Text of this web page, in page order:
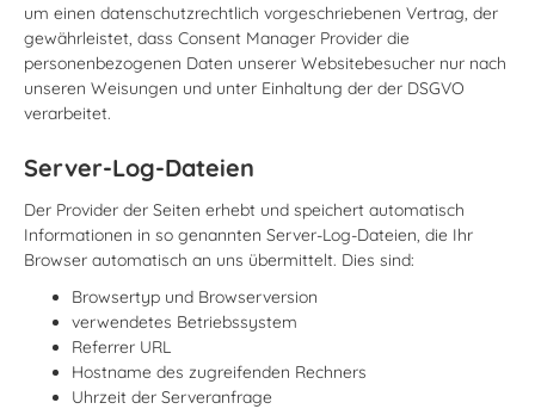
um einen datenschutzrechtlich vorgeschriebenen Vertrag, der
gewährleistet, dass Consent Manager Provider die
personenbezogenen Daten unserer Websitebesucher nur nach
unseren Weisungen und unter Einhaltung der der DSGVO
verarbeitet.
Server-Log-Dateien
Der Provider der Seiten erhebt und speichert automatisch
Informationen in so genannten Server-Log-Dateien, die Ihr
Browser automatisch an uns übermittelt. Dies sind:
Browsertyp und Browserversion
verwendetes Betriebssystem
Referrer URL
Hostname des zugreifenden Rechners
Uhrzeit der Serveranfrage